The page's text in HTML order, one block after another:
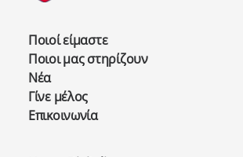
Ποιοί είμαστε
Ποιοι μας στηρίζουν
Νέα
Γίνε μέλος
Επικοινωνία